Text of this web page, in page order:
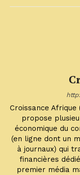
Croissance
propose
économique du
(en ligne dont un
à journaux) qui
financières
premier média